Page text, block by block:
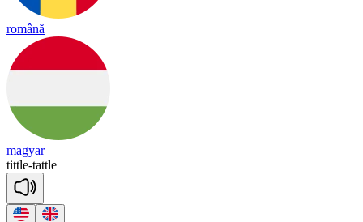
română
magyar
tittle-tattle